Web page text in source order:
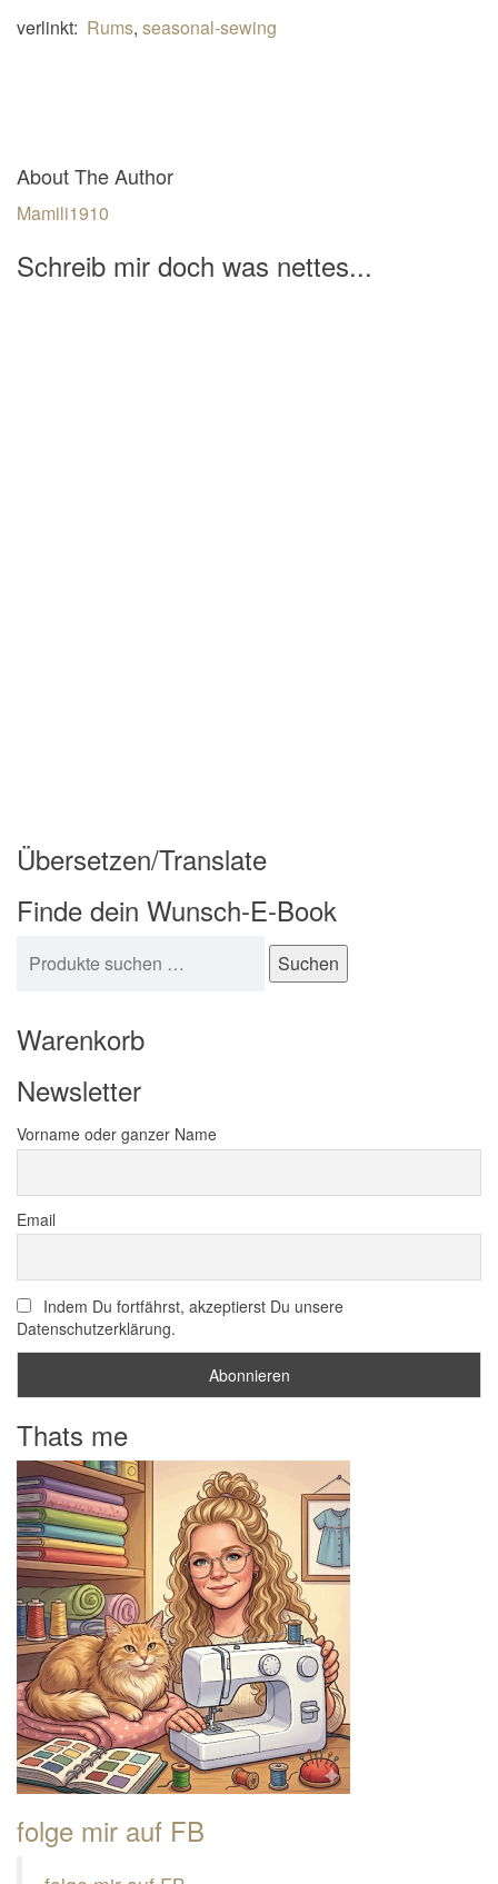
verlinkt: Rums, seasonal-sewing
About The Author
Mamili1910
Schreib mir doch was nettes...
Übersetzen/Translate
Finde dein Wunsch-E-Book
Suchen
Warenkorb
Newsletter
Vorname oder ganzer Name
Email
Indem Du fortfährst, akzeptierst Du unsere
Datenschutzerklärung.
Thats me
folge mir auf FB